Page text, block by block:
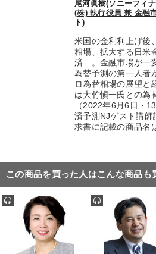
尾河眞樹(ソニーフィ
(株) 執行役員 兼 金融
ト)
米国の金利利上げ後
相場、拡大する日米
済…。金融市場が一
為替予測の第一人者
ロ為替相場の展望と
は大竹愼一氏との為
（2022年6月6日・
済予測NJゲスト講
求書に記載の商品名
この商品を買った人はこんな商品も